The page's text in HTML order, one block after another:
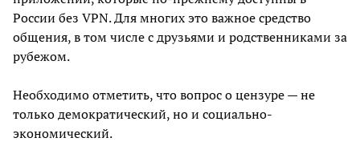
России без VPN. Для многих это важное средство
общения, в том числе с друзьями и родственниками за
рубежом.
Необходимо отметить, что вопрос о цензуре — не
только демократический, но и социально-
экономический.